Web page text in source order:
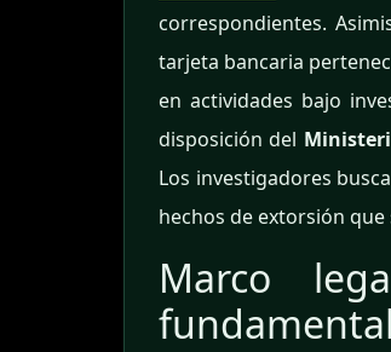
correspondientes.
tarjeta bancaria
en actividades bajo
disposición del
Los investigadores
hechos de extorsión
Marco